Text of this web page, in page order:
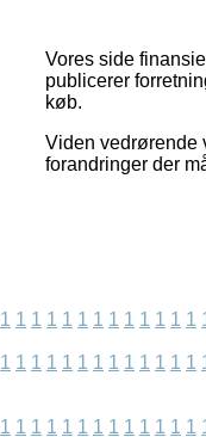
Vores side
publicerer
køb.
Viden vedrørende
forandringer der
1 1 1 1 1 1 1 1 1 1 1 1 1
1 1 1 1 1 1 1 1 1 1 1 1 1
1 1 1 1 1 1 1 1 1 1 1 1 1